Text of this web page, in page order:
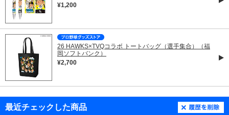
¥1,200
26 HAWKS×TVQコラボ トートバッグ（選手集合）（福
岡ソフトバンク）
¥2,700
最近チェックした商品